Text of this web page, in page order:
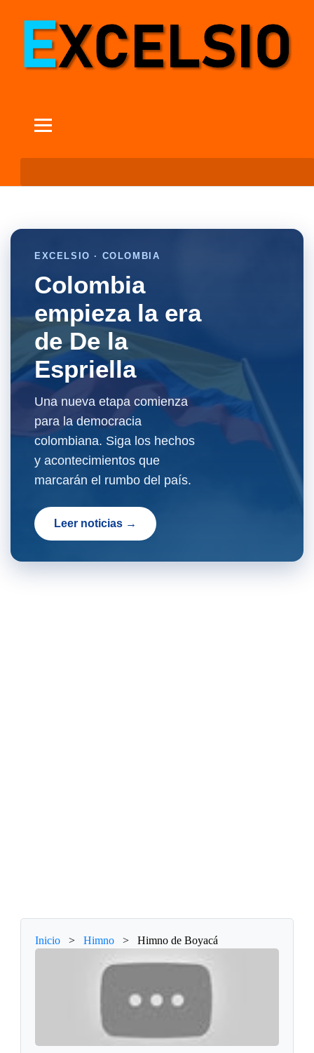
EXCELSIO · COLOMBIA
Colombia
empieza la era
de De la
Espriella
Una nueva etapa comienza
para la democracia
colombiana. Siga los hechos
y acontecimientos que
marcarán el rumbo del país.
Leer noticias →
Inicio > Himno > Himno de Boyacá